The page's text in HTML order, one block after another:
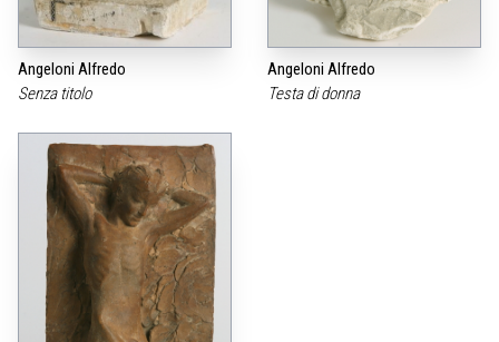
Angeloni Alfredo
Senza titolo
Angeloni Alfredo
Testa di donna